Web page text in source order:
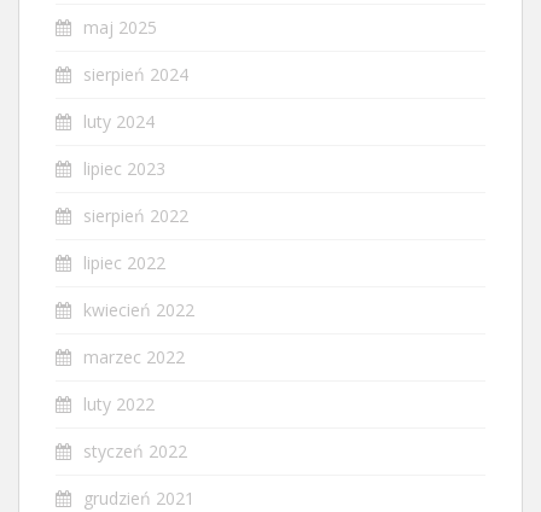
maj 2025
sierpień 2024
luty 2024
lipiec 2023
sierpień 2022
lipiec 2022
kwiecień 2022
marzec 2022
luty 2022
styczeń 2022
grudzień 2021